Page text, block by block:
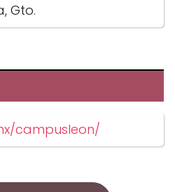
Gto.
campusleon/